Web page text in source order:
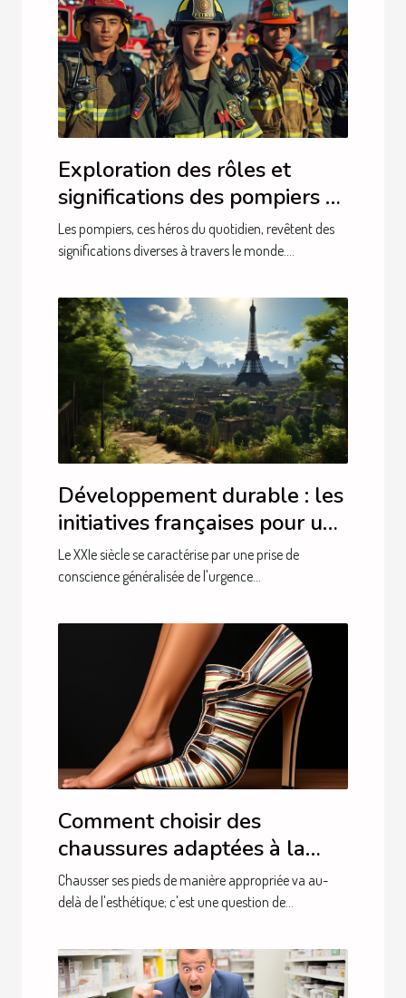
Exploration des rôles et
significations des pompiers à
travers le monde
Les pompiers, ces héros du quotidien, revêtent des
significations diverses à travers le monde....
Développement durable : les
initiatives françaises pour un
avenir plus vert
Le XXIe siècle se caractérise par une prise de
conscience généralisée de l'urgence...
Comment choisir des
chaussures adaptées à la
santé de vos pieds
Chausser ses pieds de manière appropriée va au-
delà de l'esthétique; c'est une question de...